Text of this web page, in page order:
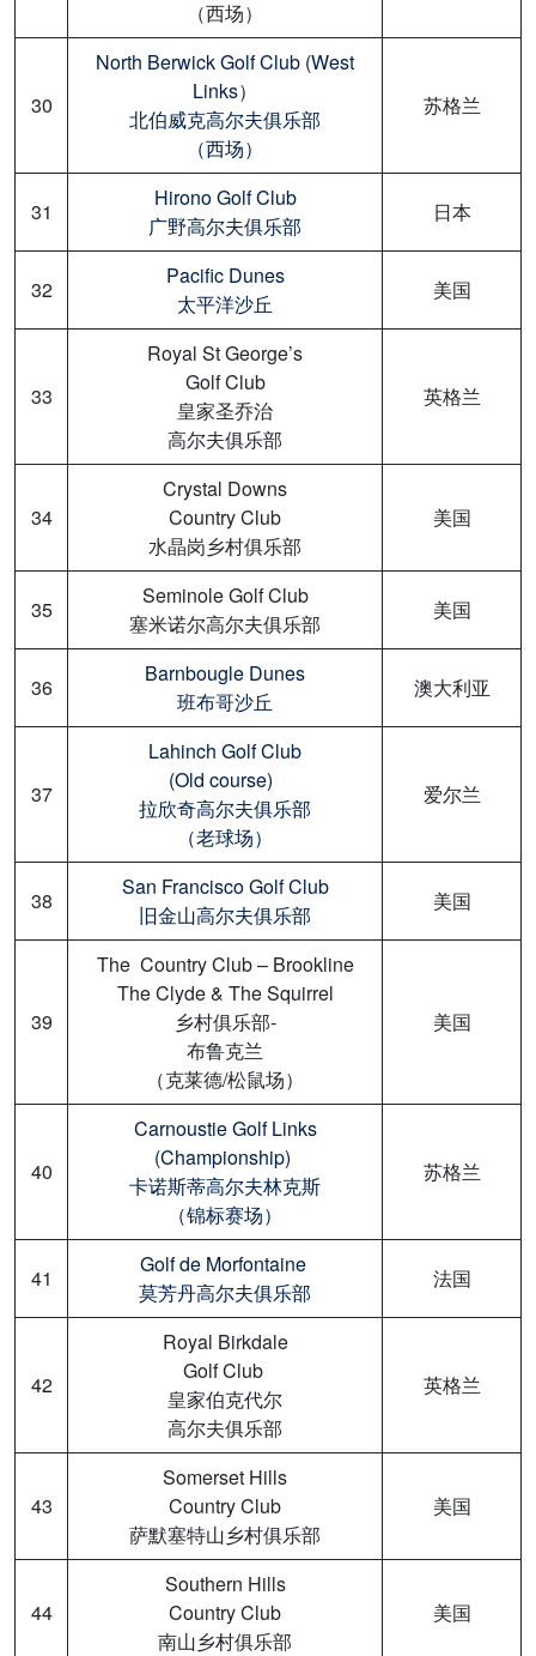
（西场）
30
North Berwick Golf Club (West
Links）
北伯威克高尔夫俱乐部
（西场）
苏格兰
31
Hirono Golf Club
广野高尔夫俱乐部
日本
32
Pacific Dunes
太平洋沙丘
美国
33
Royal St George’s
Golf Club
皇家圣乔治
高尔夫俱乐部
英格兰
34
Crystal Downs
Country Club
水晶岗乡村俱乐部
美国
35
Seminole Golf Club
塞米诺尔高尔夫俱乐部
美国
36
Barnbougle Dunes
班布哥沙丘
澳大利亚
37
Lahinch Golf Club
(Old course)
拉欣奇高尔夫俱乐部
（老球场）
爱尔兰
38
San Francisco Golf Club
旧金山高尔夫俱乐部
美国
39
The Country Club – Brookline
The Clyde & The Squirrel
乡村俱乐部-
布鲁克兰
（克莱德/松鼠场）
美国
40
Carnoustie Golf Links
(Championship)
卡诺斯蒂高尔夫林克斯
（锦标赛场）
苏格兰
41
Golf de Morfontaine
莫芳丹高尔夫俱乐部
法国
42
Royal Birkdale
Golf Club
皇家伯克代尔
高尔夫俱乐部
英格兰
43
Somerset Hills
Country Club
萨默塞特山乡村俱乐部
美国
44
Southern Hills
Country Club
南山乡村俱乐部
美国